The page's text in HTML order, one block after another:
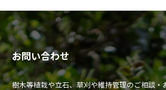
お問い合わせ
樹木等植栽や立石、草刈や維持管理のご相談・